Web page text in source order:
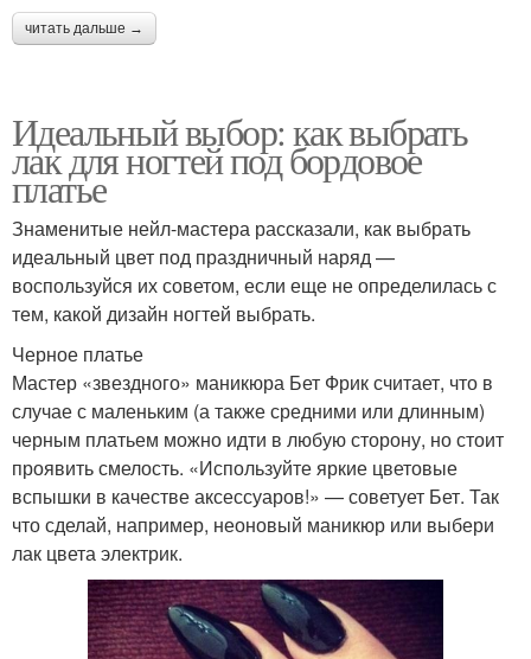
читать дальше →
Идеальный выбор: как выбрать
лак для ногтей под бордовое
платье
Знаменитые нейл-мастера рассказали, как выбрать
идеальный цвет под праздничный наряд —
воспользуйся их советом, если еще не определилась с
тем, какой дизайн ногтей выбрать.
Черное платье
Мастер «звездного» маникюра Бет Фрик считает, что в
случае с маленьким (а также средними или длинным)
черным платьем можно идти в любую сторону, но стоит
проявить смелость. «Используйте яркие цветовые
вспышки в качестве аксессуаров!» — советует Бет. Так
что сделай, например, неоновый маникюр или выбери
лак цвета электрик.